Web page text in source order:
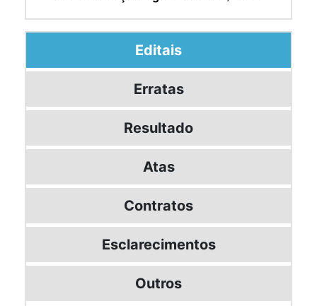
Editais
Erratas
Resultado
Atas
Contratos
Esclarecimentos
Outros